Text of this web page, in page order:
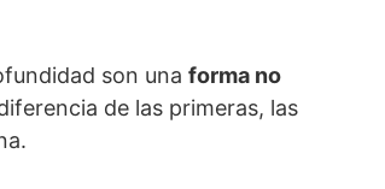
son una forma no
de las primeras, las